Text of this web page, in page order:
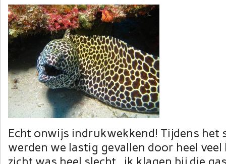
Echt onwijs indrukwekkend! Tijdens het
werden we lastig gevallen door heel